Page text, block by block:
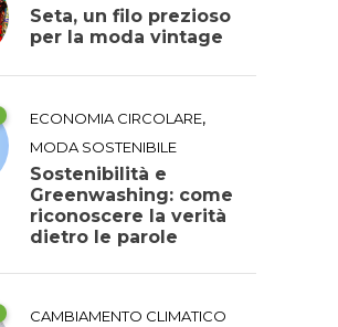
Seta, un filo prezioso
per la moda vintage
ECONOMIA CIRCOLARE,
MODA SOSTENIBILE
Sostenibilità e
Greenwashing: come
riconoscere la verità
dietro le parole
CAMBIAMENTO CLIMATICO